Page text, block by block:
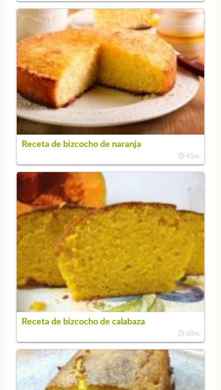
Receta de bizcocho de naranja
45m
Receta de bizcocho de calabaza
60m